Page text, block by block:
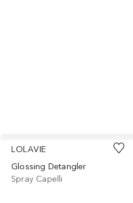
LOLAVIE
Glossing Detangler
Spray Capelli